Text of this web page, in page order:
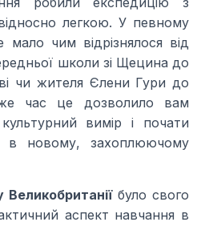
легкою. У певному
мало чим відрізнялося від
школи зі Щецина до
чи жителя Єлени Гури до
час це дозволило вам
вимір і почати
в новому, захоплюючому
Великобританіїбуло свого
аспект навчання в